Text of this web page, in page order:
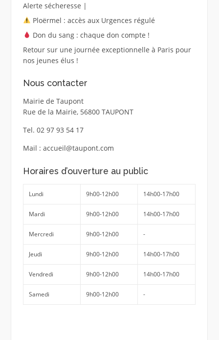
Alerte sécheresse |
Ploërmel : accès aux Urgences régulé
Don du sang : chaque don compte !
Retour sur une journée exceptionnelle à Paris pour
nos jeunes élus !
Nous contacter
Mairie de Taupont
Rue de la Mairie, 56800 TAUPONT
Tel. 02 97 93 54 17
Mail : accueil@taupont.com
Horaires d’ouverture au public
Lundi 9h00-12h00 14h00-17h00
Mardi 9h00-12h00 14h00-17h00
Mercredi 9h00-12h00 -
Jeudi 9h00-12h00 14h00-17h00
Vendredi 9h00-12h00 14h00-17h00
Samedi 9h00-12h00 -